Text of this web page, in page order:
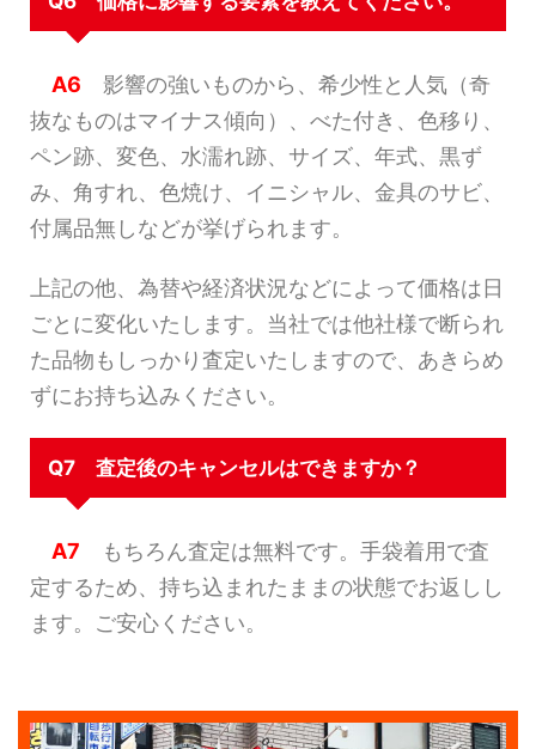
A6 影響の強いものから、希少性と人気（奇
抜なものはマイナス傾向）、べた付き、色移り、
ペン跡、変色、水濡れ跡、サイズ、年式、黒ず
み、角すれ、色焼け、イニシャル、金具のサビ、
付属品無しなどが挙げられます。
上記の他、為替や経済状況などによって価格は日
ごとに変化いたします。当社では他社様で断られ
た品物もしっかり査定いたしますので、あきらめ
ずにお持ち込みください。
Q7 査定後のキャンセルはできますか？
A7 もちろん査定は無料です。手袋着用で査
定するため、持ち込まれたままの状態でお返しし
ます。ご安心ください。